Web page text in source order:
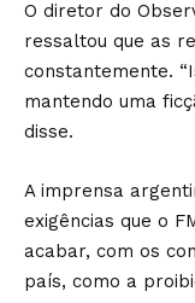
O diretor do
ressaltou que as
constantemente.
mantendo uma
disse.
A imprensa
exigências que o
acabar, com os
país, como a